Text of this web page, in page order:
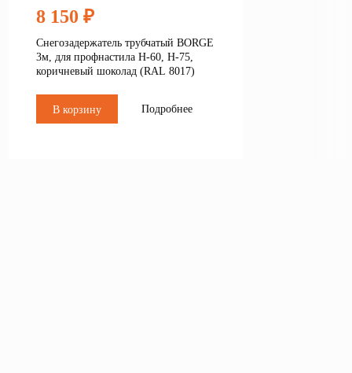
8 150 ₽
Снегозадержатель трубчатый BORGE
3м, для профнастила Н-60, Н-75,
коричневый шоколад (RAL 8017)
В корзину Подробнее